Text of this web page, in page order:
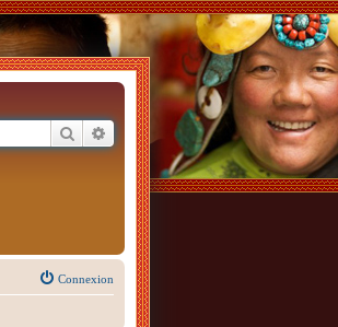
RechercherRecherche avancée
Connexion